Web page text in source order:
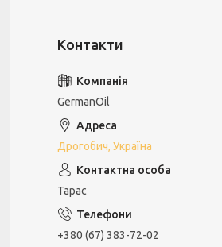
GermanOil
Дрогобич, Україна
Тарас
+380 (67) 383-72-02